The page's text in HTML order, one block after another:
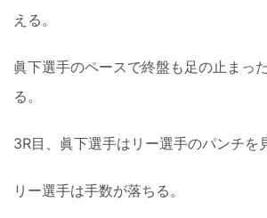
える。
眞下選手のペースで終盤も足の止まっ
る。
3R目、眞下選手はリー選手のパンチを
リー選手は手数が落ちる。